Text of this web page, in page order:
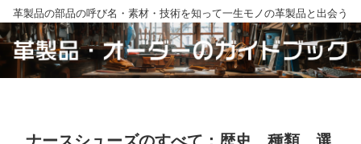
革製品の部品の呼び名・素材・技術を知って一生モノの革製品と出会う